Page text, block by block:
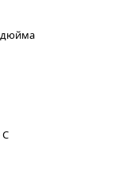
дюйма